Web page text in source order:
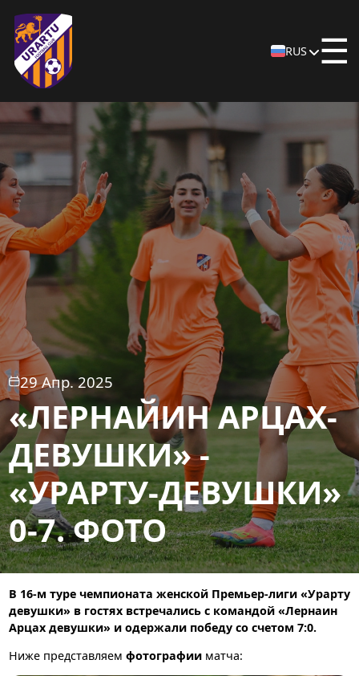
RUS ☰
29 Апр. 2025
«ЛЕРНАЙИН АРЦАХ-
ДЕВУШКИ» -
«УРАРТУ-ДЕВУШКИ»
0-7. ФОТО
В 16-м туре чемпионата женской Премьер-лиги «Урарту
девушки» в гостях встречались с командой «Лернаин
Арцах девушки» и одержали победу со счетом 7:0.
Ниже представляем фотографииматча: